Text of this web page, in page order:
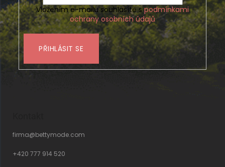
Vložením e-mailu souhlasíte spodmínkami
ochrany osobních údajů
PŘIHLÁSIT SE
firma@bettymode.com
+420 777 914 520